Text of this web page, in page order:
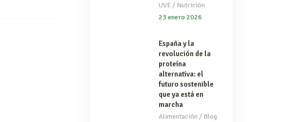
UVE/ Nutrición
23 enero 2026
España y la
revolución de la
proteína
alternativa: el
futuro sostenible
que ya está en
marcha
Alimentación / Blog